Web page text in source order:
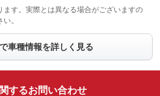
：装備なし
フロントカメラ
：装備なし
：装備なし
ルーフレール
：装備なし
す。実際とは異なる場合がございますの
。
車種情報を詳しく見る
するお問い合わせ